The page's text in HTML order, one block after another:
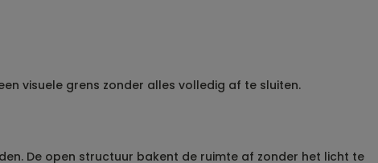
visuele grens zonder alles volledig af te sluiten.​
De open structuur bakent de ruimte af zonder het licht te